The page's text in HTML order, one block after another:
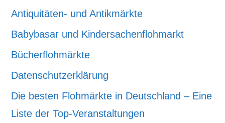
Antiquitäten- und Antikmärkte
Babybasar und Kindersachenflohmarkt
Bücherflohmärkte
Datenschutzerklärung
Die besten Flohmärkte in Deutschland – Eine
Liste der Top-Veranstaltungen